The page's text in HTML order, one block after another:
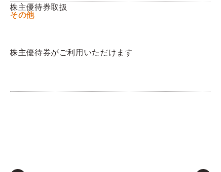
株主優待券取扱
その他
株主優待券がご利用いただけます